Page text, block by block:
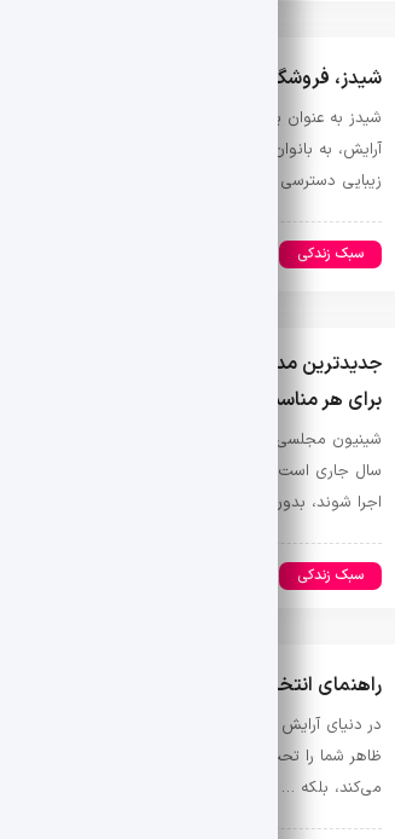
شیدز، فروشگاه تخصصی آرایشی و بهداشتی خانم
شیدز به‌ عنوان یکی از فروشگاه‌های پیشرو در زمینه
آرایش، به بانوان ایرانی این فرصت را می‌دهد که با
زیبایی دسترسی پیدا …
سبک زندکی
برای هر مناسبت
شینیون مجلسی شیک 1403 یکی از
سال جاری است. این مدل‌ها با ظاهری زیبا و جذاب، به
اجرا شوند، بدون اینکه نیازی …
سبک زندکی
راهنمای انتخاب رژ لب برای انواع پوست: سبزه،
در دنیای آرایش و زیبایی، انتخاب رنگ مناسب رژ لب
ظاهر شما را تحت تاثیر قرار دهد. رژ لب مناسب نه تنها
می‌کند، بلکه …